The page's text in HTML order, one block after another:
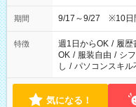
務もあります。 【休憩】60分+他休憩あり 交替で取得します。
安全面に配慮しこま
期間 9/17～9/27 ※10
特徴 週1日からOK / 履歴
OK / 服装自由 / シ
し / パソコンスキル
気になる！